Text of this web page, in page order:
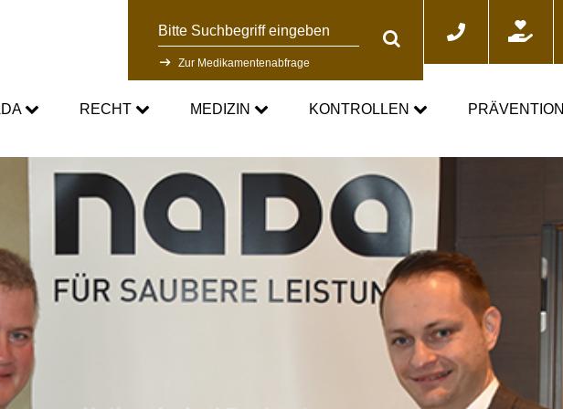
Suche
Suche
Zur Medikamentenabfrage
RECHT
Gesetz
MEDIZIN
Aktuelle medizinische Hinweise
Asthmamedikamente im Sport
Kortison im Sport
Verbotsliste
KONTROLLEN
Kontrollsystem
Forschung
Kontrollablauf
Beteiligte am Kontrollprozess
PRÄVENTION
Fortbildungsangebote
E-Learning